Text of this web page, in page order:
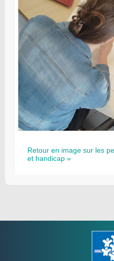
Retour en image sur les
et handicap »